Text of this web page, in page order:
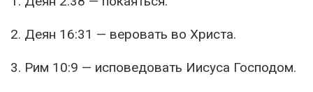
2. Деян 16:31 — веровать во Христа.
3. Рим 10:9 — исповедовать Иисуса Господом.